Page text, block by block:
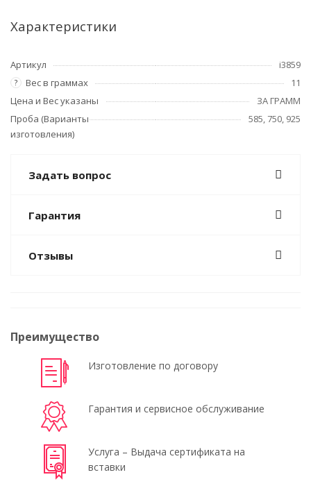
Характеристики
Артикул i3859
? Вес в граммах
11
Цена и Вес указаны
ЗА ГРАММ
Проба (Варианты
изготовления)
585, 750, 925
Задать вопрос
Гарантия
Отзывы
Преимущество
Изготовление по договору
Гарантия и сервисное обслуживание
Услуга – Выдача сертификата на
вставки